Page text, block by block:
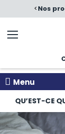
<Nos
Menu
QU’EST-CE